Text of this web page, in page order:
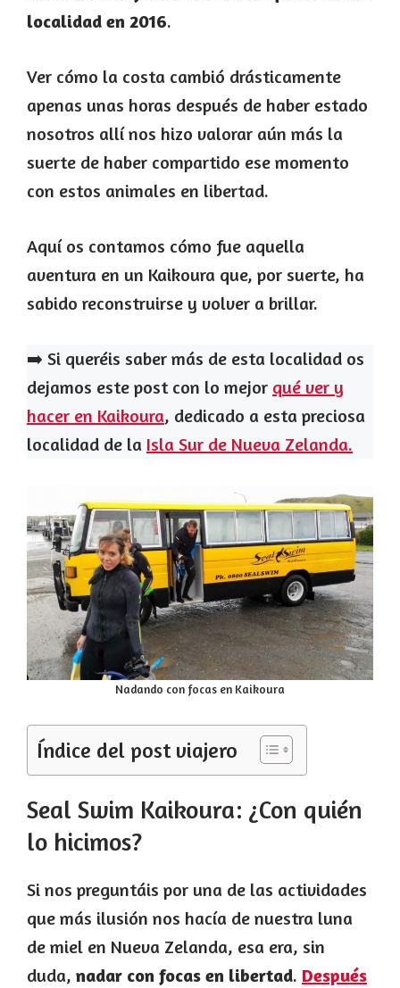
localidad en 2016.
Ver cómo la costa cambió drásticamente
apenas unas horas después de haber estado
nosotros allí nos hizo valorar aún más la
suerte de haber compartido ese momento
con estos animales en libertad.
Aquí os contamos cómo fue aquella
aventura en un Kaikoura que, por suerte, ha
sabido reconstruirse y volver a brillar.
➡️ Si queréis saber más de esta localidad os
dejamos este post con lo mejor qué ver y
hacer en Kaikoura, dedicado a esta preciosa
localidad de la Isla Sur de Nueva Zelanda.
Nadando con focas en Kaikoura
Índice del post viajero
Seal Swim Kaikoura: ¿Con quién
lo hicimos?
Si nos preguntáis por una de las actividades
que más ilusión nos hacía de nuestra luna
de miel en Nueva Zelanda, esa era, sin
duda, nadar con focas en libertad. Después